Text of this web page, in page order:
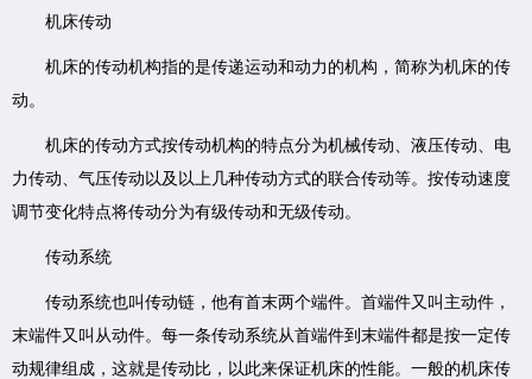
机床传动
机床的传动机构指的是传递运动和动力的机构，简称为机床的传
动。
机床的传动方式按传动机构的特点分为机械传动、液压传动、电
力传动、气压传动以及以上几种传动方式的联合传动等。按传动速度
调节变化特点将传动分为有级传动和无级传动。
传动系统
传动系统也叫传动链，他有首末两个端件。首端件又叫主动件，
末端件又叫从动件。每一条传动系统从首端件到末端件都是按一定传
动规律组成，这就是传动比，以此来保证机床的性能。一般的机床传